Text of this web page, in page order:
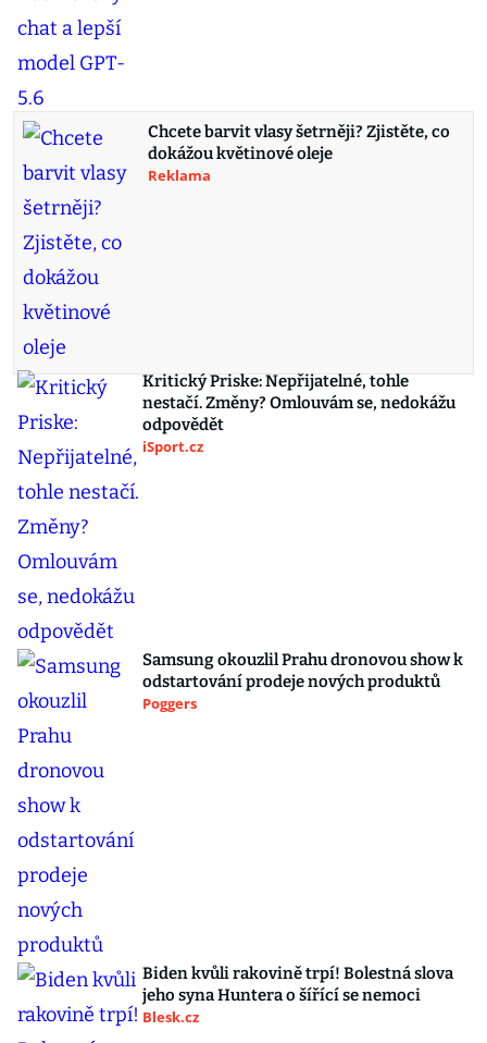
Chcete barvit vlasy šetrněji? Zjistěte, co
dokážou květinové oleje
Reklama
Kritický Priske: Nepřijatelné, tohle
nestačí. Změny? Omlouvám se, nedokážu
odpovědět
iSport.cz
Samsung okouzlil Prahu dronovou show k
odstartování prodeje nových produktů
Poggers
Biden kvůli rakovině trpí! Bolestná slova
jeho syna Huntera o šířící se nemoci
Blesk.cz